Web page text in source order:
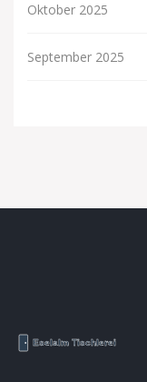
Oktober 2025
September 2025